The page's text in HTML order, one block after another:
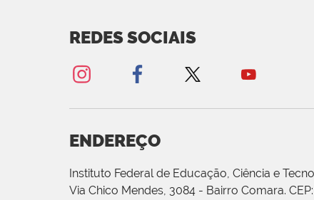
REDES SOCIAIS
ENDEREÇO
Instituto Federal de Educação, Ciência e
Via Chico Mendes, 3084 - Bairro Comara.